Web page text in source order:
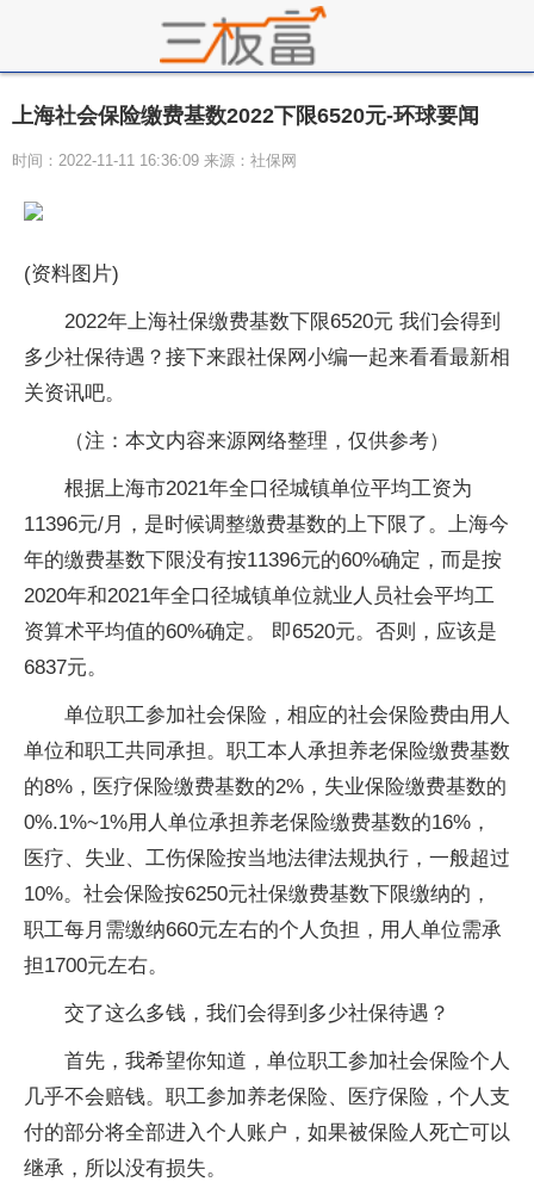
上海社会保险缴费基数2022下限6520元-环球要闻
时间：2022-11-11 16:36:09 来源：社保网
(资料图片)
2022年上海社保缴费基数下限6520元 我们会得到
多少社保待遇？接下来跟社保网小编一起来看看最新相
关资讯吧。
（注：本文内容来源网络整理，仅供参考）
根据上海市2021年全口径城镇单位平均工资为
11396元/月，是时候调整缴费基数的上下限了。上海今
年的缴费基数下限没有按11396元的60%确定，而是按
2020年和2021年全口径城镇单位就业人员社会平均工
资算术平均值的60%确定。 即6520元。否则，应该是
6837元。
单位职工参加社会保险，相应的社会保险费由用人
单位和职工共同承担。职工本人承担养老保险缴费基数
的8%，医疗保险缴费基数的2%，失业保险缴费基数的
0%.1%~1%用人单位承担养老保险缴费基数的16%，
医疗、失业、工伤保险按当地法律法规执行，一般超过
10%。社会保险按6250元社保缴费基数下限缴纳的，
职工每月需缴纳660元左右的个人负担，用人单位需承
担1700元左右。
交了这么多钱，我们会得到多少社保待遇？
首先，我希望你知道，单位职工参加社会保险个人
几乎不会赔钱。职工参加养老保险、医疗保险，个人支
付的部分将全部进入个人账户，如果被保险人死亡可以
继承，所以没有损失。